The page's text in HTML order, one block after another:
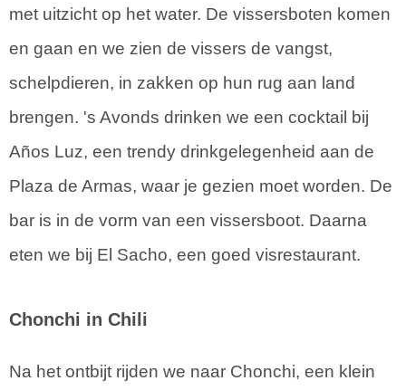
met uitzicht op het water. De vissersboten komen
en gaan en we zien de vissers de vangst,
schelpdieren, in zakken op hun rug aan land
brengen. 's Avonds drinken we een cocktail bij
Años Luz, een trendy drinkgelegenheid aan de
Plaza de Armas, waar je gezien moet worden. De
bar is in de vorm van een vissersboot. Daarna
eten we bij El Sacho, een goed visrestaurant.
Chonchi in Chili
Na het ontbijt rijden we naar Chonchi, een klein